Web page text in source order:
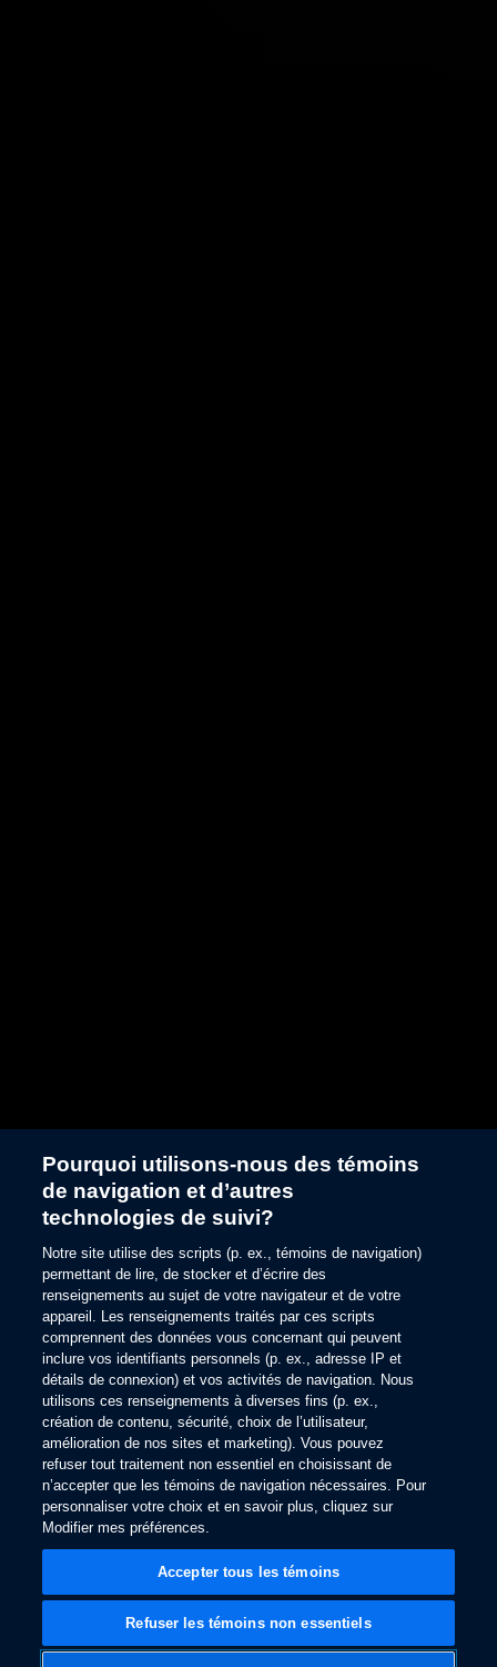
Ford BlueCruise146
Découvrez les Zones bleues
Avis
Soutien aux propriétaires
Pourquoi utilisons-nous des témoins
de navigation et d’autres
technologies de suivi?
Notre site utilise des scripts (p. ex., témoins de navigation)
permettant de lire, de stocker et d’écrire des
renseignements au sujet de votre navigateur et de votre
appareil. Les renseignements traités par ces scripts
comprennent des données vous concernant qui peuvent
inclure vos identifiants personnels (p. ex., adresse IP et
détails de connexion) et vos activités de navigation. Nous
utilisons ces renseignements à diverses fins (p. ex.,
création de contenu, sécurité, choix de l’utilisateur,
amélioration de nos sites et marketing). Vous pouvez
refuser tout traitement non essentiel en choisissant de
n’accepter que les témoins de navigation nécessaires. Pour
personnaliser votre choix et en savoir plus, cliquez sur
Modifier mes préférences.
Refuser les témoins non essentiels
Accepter tous les témoins